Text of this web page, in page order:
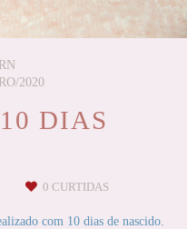
2020
DIAS
0 CURTIDAS
com 10 dias de nascido.